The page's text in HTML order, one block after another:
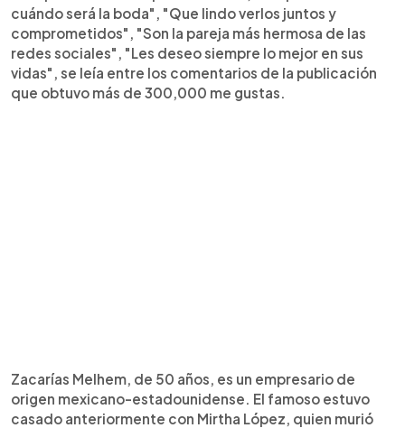
cuándo será la boda", "Que lindo verlos juntos y
comprometidos", "Son la pareja más hermosa de las
redes sociales", "Les deseo siempre lo mejor en sus
vidas", se leía entre los comentarios de la publicación
que obtuvo más de 300,000 me gustas.
Zacarías Melhem, de 50 años, es un empresario de
origen mexicano-estadounidense. El famoso estuvo
casado anteriormente con Mirtha López, quien murió